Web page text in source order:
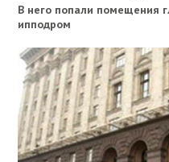
В него попали помещения
ипподром